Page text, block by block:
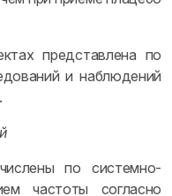
представлена по
и наблюдений
по системно-
частоты согласно